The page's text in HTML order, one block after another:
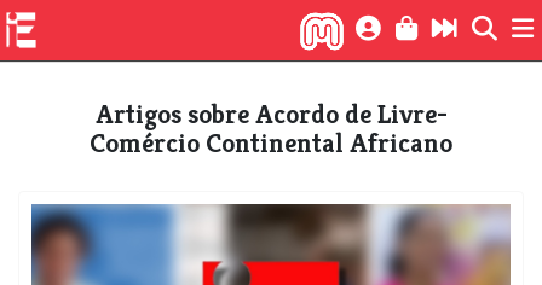
Artigos sobre Acordo de Livre-
Comércio Continental Africano